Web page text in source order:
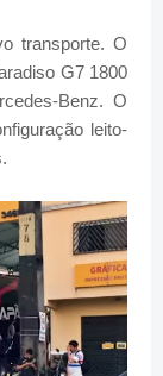
transporte. O
G7 1800
Benz. O
leito-